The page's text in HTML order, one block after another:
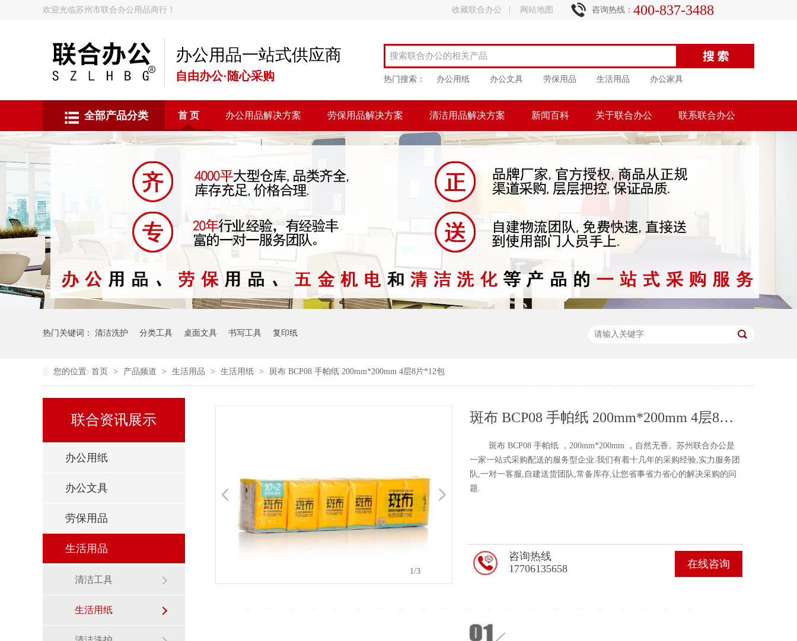
欢迎光临苏州市联合办公用品商行！ 收藏联合办公 网站地图 咨询热线： 400-837-3488
办公用品一站式供应商
自由办公·随心采购 热门搜索： 办公用纸 办公文具 劳保用品 生活用品 办公家具
全部产品分类 首 页 办公用品解决方案 劳保用品解决方案 清洁用品解决方案 新闻百科 关于联合办公 联系联合办公
热门关键词： 清洁洗护 分类工具 桌面文具 书写工具 复印纸
您的位置: 首页 > 产品频道 > 生活用品 > 生活用纸 > 斑布 BCP08 手帕纸 200mm*200mm 4层8片*12包
联合资讯展示
办公用纸
办公文具
劳保用品
生活用品
清洁工具
生活用纸
2/3
斑布 BCP08 手帕纸 200mm*200mm 4层8片*12包
斑布 BCP08 手帕纸 ，200mm*200mm ，自然无香。苏州联合办公是
一家一站式采购配送的服务型企业.我们有着十几年的采购经验,实力服务团
队,一对一客服,自建送货团队,常备库存,让您省事省力省心的解决采购的问
题.
在线咨询
咨询热线
17706135658